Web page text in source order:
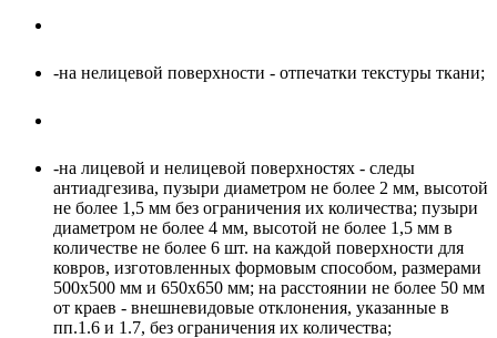
-на нелицeвой поверхности - отпечатки текстуры ткани;
-на лицевой и нелицевой поверхностях - следы
антиадгезива, пузыри диаметром не более 2 мм, высотой
не более 1,5 мм без ограничения их количества; пузыри
диаметром не более 4 мм, высотой не более 1,5 мм в
количестве не более 6 шт. на каждой поверхности для
ковров, изготовленных формовым способом, размерами
500х500 мм и 650х650 мм; на расстоянии не более 50 мм
от краев - внешневидовые отклонения, указанные в
пп.1.6 и 1.7, без ограничения их количества;